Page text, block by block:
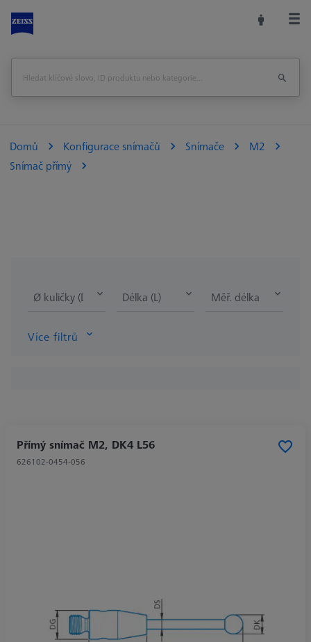
Domů Konfigurace snímačů Snímače
M2
Snímač přímý
Ø kuličky (DK) Délka (L) Měř. délka (ML)
Více filtrů
Přímý snímač M2, DK4 L56
626102-0454-056